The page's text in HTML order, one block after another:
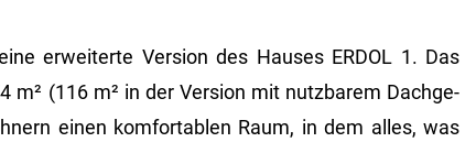
er­wei­ter­te Ver­si­on des Hau­ses ERDOL 1. Das
m² (116 m² in der Ver­si­on mit nutz­ba­rem Dach­ge­
einen kom­for­ta­blen Raum, in dem alles, was